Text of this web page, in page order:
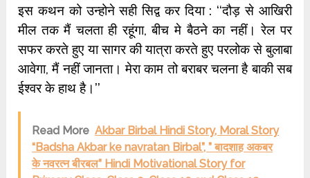
इस कथन को उन्होने सही सिद्व कर दिया : ‘‘दौड़ से आखिरी
मील तक मैं चलता ही रहूंगा, बीच मे बैठने का नहीं। रेल पर
सफर करते हुए या सागर की यात्रा करते हुए परलोक से बुलाबा
आवेगा, मैं नहीं जानता। मेरा काम तो बराबर चलना है बाकी सब
ईश्वर के हाथ है।’’
Read More Akbar Birbal Hindi Story, Moral Story
“Badsha Akbar ke navratan Birbal”, ” बादशाह अकबर
के नवरत्न बीरबल” Hindi Motivational Story for